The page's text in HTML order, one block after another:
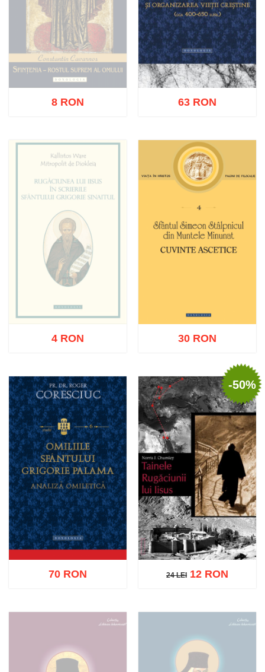
Stoc epuizat
8 RON
Adaugă în coș Wishlist
63 RON
Stoc epuizat
4 RON
Adaugă în coș Wishlist
30 RON
Wishlist
70 RON
-50%
24 LEI
Wishlist
24 LEI 12 RON